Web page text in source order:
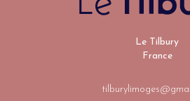
Le Tilbury
France